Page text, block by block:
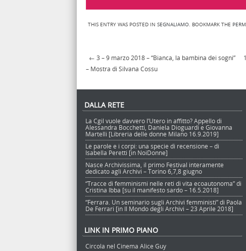
THIS ENTRY WAS POSTED IN SEGNALIAMO. BOOKMARK THE
Post navigation
← 3 – 9 marzo 2018 – “Bianca, la bambina dei sogni”
– Mostra di Silvana Cossu
DALLA RETE
La Cgil vuole davvero l’Utero in affitto? Appello di
Alessandra Bocchetti, Daniela Dioguardi e Giovanna
Martelli [Libreria delle donne Milano 16.9.2019]
Le parole e i corpi: una specie di recensione – di
Isabella Peretti [in NoiDonne]
Nasce Archivissima, il primo Festival interamente
dedicato agli Archivi – Torino 6,7,8 giugno
“Tracce di femminismi nelle reti di vita ecoautonoma” di
Cristina Ibba [su il manifesto sardo – 16.5.2018]
“Ferrara. Un seminario sugli Archivi femministi” di Paola
De Ferrari [in Il Mondo degli Archivi – 23 Aprile 2018]
LINK IN PRIMO PIANO
Circola nel Cinema Alice Guy